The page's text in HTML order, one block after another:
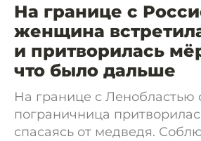
На границе с
женщина
и притворилась
что было дальше
На границе с Ленобластью
пограничница
спасаясь от медведя.